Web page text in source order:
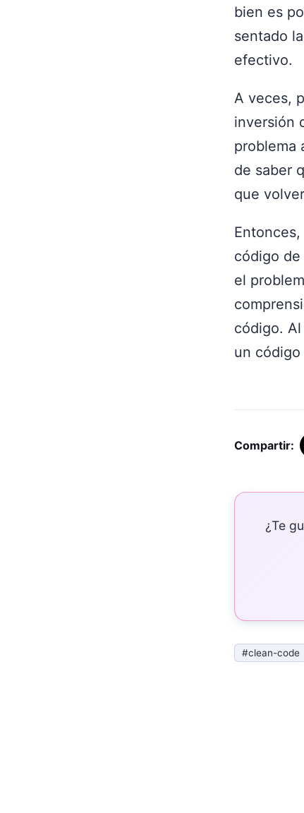
bien es
sentado
efectivo.
A veces,
inversión
problema
de saber
que
código
el
código.
un
Compartir:
¿Te
#clean-code